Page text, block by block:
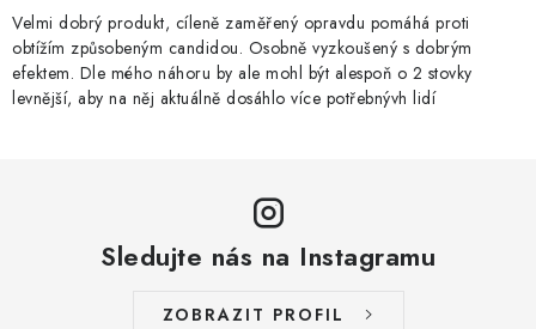
Velmi dobrý produkt, cíleně zaměřený opravdu pomáhá proti
obtížím způsobeným candidou. Osobně vyzkoušený s dobrým
efektem. Dle mého náhoru by ale mohl být alespoň o 2 stovky
levnější, aby na něj aktuálně dosáhlo více potřebnývh lidí
Sledujte nás na Instagramu
ZOBRAZIT PROFIL